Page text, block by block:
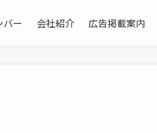
バー 会社紹介 広告掲載案内